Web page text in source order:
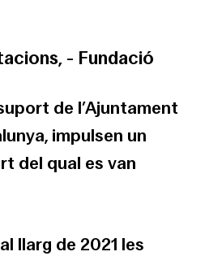
- Fundació
de l’Ajuntament
impulsen un
del qual es van
llarg de 2021 les